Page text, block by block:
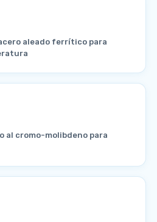
aleado ferrítico para
al cromo-molibdeno para